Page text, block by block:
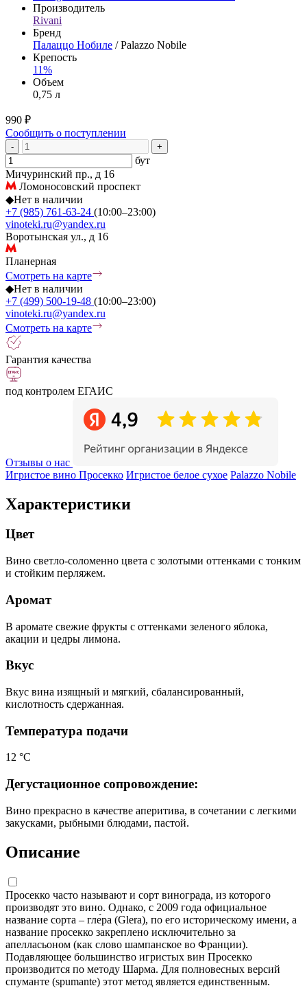
Производитель
Rivani
Бренд
Палаццо Нобиле / Palazzo Nobile
Крепость
11%
Объем
0,75 л
990 ₽
Сообщить о поступлении
- +
бут
Мичуринский пр., д 16
Ломоносовский проспект
◆Нет в наличии
+7 (985) 761-63-24 (10:00–23:00)
vinoteki.ru@yandex.ru
Воротынская ул., д 16
Планерная
Смотреть на карте
◆Нет в наличии
+7 (499) 500-19-48 (10:00–23:00)
vinoteki.ru@yandex.ru
Смотреть на карте
Гарантия качества
под контролем ЕГАИС
Отзывы о нас
Игристое вино Просекко Игристое белое сухое Palazzo Nobile
Характеристики
Цвет
Вино светло-соломенно цвета с золотыми оттенками с тонким
и стойким перляжем.
Аромат
В аромате свежие фрукты с оттенками зеленого яблока,
акации и цедры лимона.
Вкус
Вкус вина изящный и мягкий, сбалансированный,
кислотность сдержанная.
Температура подачи
12 °С
Дегустационное сопровождение:
Вино прекрасно в качестве аперитива, в сочетании с легкими
закусками, рыбными блюдами, пастой.
Описание
Просекко часто называют и сорт винограда, из которого
производят это вино. Однако, с 2009 года официальное
название сорта – гле́ра (Glera), по его историческому имени, а
название просекко закреплено исключительно за
апелласьоном (как слово шампанское во Франции).
Подавляющее большинство игристых вин Просекко
производится по методу Шарма. Для полновесных версий
спуманте (spumante) этот метод является единственным.